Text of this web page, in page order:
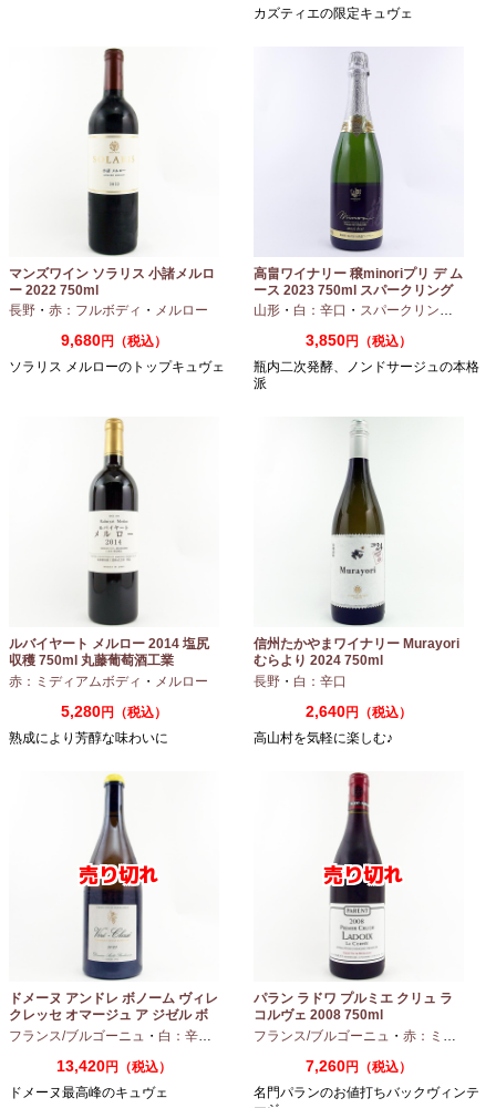
カズティエの限定キュヴェ
マンズワイン ソラリス 小諸メルロ
ー 2022 750ml
長野 ・ 赤：フルボディ ・ メルロー
9,680円（税込）
ソラリス メルローのトップキュヴェ
高畠ワイナリー 穣minoriプリ デ ム
ース 2023 750ml スパークリング
ワイン
山形 ・ 白：辛口 ・ スパークリングワイン
3,850円（税込）
瓶内二次発酵、ノンドサージュの本格
派
ルバイヤート メルロー 2014 塩尻
収穫 750ml 丸藤葡萄酒工業
赤：ミディアムボディ ・ メルロー
5,280円（税込）
熟成により芳醇な味わいに
信州たかやまワイナリー Murayori
むらより 2024 750ml
長野 ・ 白：辛口
2,640円（税込）
高山村を気軽に楽しむ♪
ドメーヌ アンドレ ボノーム ヴィレ
クレッセ オマージュ ア ジゼル ボ
ノーム 2023 750ml
フランス/ブルゴーニュ ・ 白：辛口 シャルドネ
13,420円（税込）
ドメーヌ最高峰のキュヴェ
パラン ラドワ プルミエ クリュ ラ
コルヴェ 2008 750ml
フランス/ブルゴーニュ ・ 赤：ミディアムボディ
7,260円（税込）
名門パランのお値打ちバックヴィンテ